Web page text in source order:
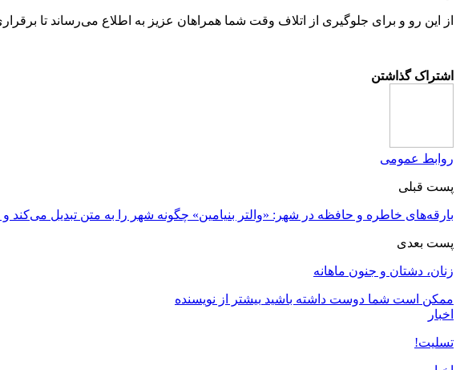
از این رو و برای جلوگیری از اتلاف وقت شما همراهان عزیز به اطلاع می‌رساند تا
اشتراک گذاشتن
روابط عمومی
پست قبلی
بارقه‌های خاطره و حافظه در شهر: «والتر بنیامین» چگونه شهر را به متن تبدیل
پست بعدی
زنان، دشتان و جنون ماهانه
ممکن است شما دوست داشته باشید بیشتر از نویسنده
اخبار
تسلیت!